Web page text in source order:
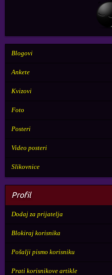
Blogovi
Ankete
Kvizovi
Foto
Posteri
Video posteri
Slikovnice
Profil
Dodaj za prijatelja
Blokiraj korisnika
Pošalji pismo korisniku
Prati korisnikove artikle